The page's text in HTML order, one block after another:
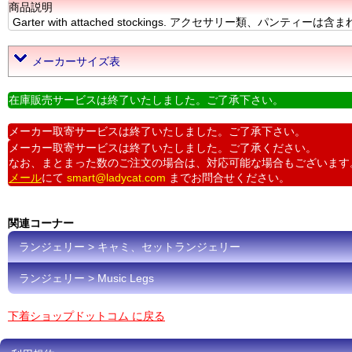
商品説明
Garter with attached stockings. アクセサリー類、パンティーは含ま
メーカーサイズ表
在庫販売サービスは終了いたしました。ご了承下さい。
メーカー取寄サービスは終了いたしました。ご了承下さい。
メーカー取寄サービスは終了いたしました。ご了承ください。
なお、まとまった数のご注文の場合は、対応可能な場合もございます
メールにて smart@ladycat.com までお問合せください。
関連コーナー
ランジェリー > キャミ、セットランジェリー
ランジェリー > Music Legs
下着ショップドットコム に戻る